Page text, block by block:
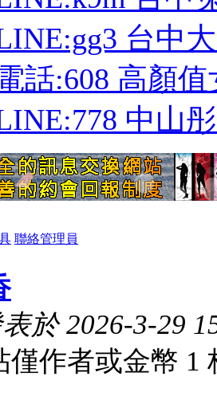
台中
話:608 高顏
中山
聯絡管理員
於 2026-3-29
僅作者或金幣 1